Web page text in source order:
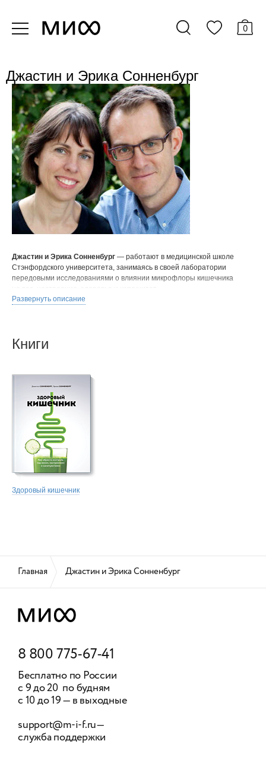
0
Джастин и Эрика Сонненбург
Джастин и Эрика Сонненбург — работают в медицинской школе
Стэнфордского университета, занимаясь в своей лаборатории
передовыми исследованиями о влиянии микрофлоры кишечника
Джастин и Эрика — авторы многочисленных научных статей
Развернуть описание
Книги
Здоровый кишечник
Главная Джастин и Эрика Сонненбург
8 800 775-67-41
Бесплатно по России
с 9 до 20 по будням
с 10 до 19 — в выходные
support@m-i-f.ru—
служба поддержки